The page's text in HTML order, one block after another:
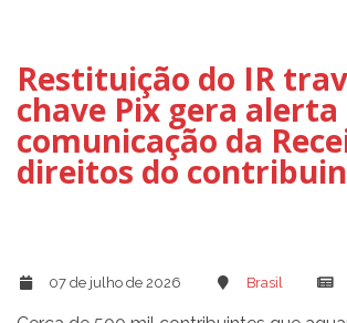
Restituição do IR
chave Pix gera
comunicação da
direitos do
07 de julho de 2026 Brasil